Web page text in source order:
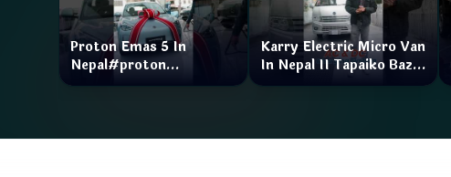
Proton Emas 5 In
Nepal#proton
#protonemas5#protonnepal#evcarnepal
Karry Electric Micro Van
In Nepal II Tapaiko Bazar
II Jankari Kendra